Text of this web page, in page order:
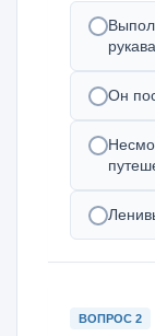
рукава.
Он
ВОПРОС 2